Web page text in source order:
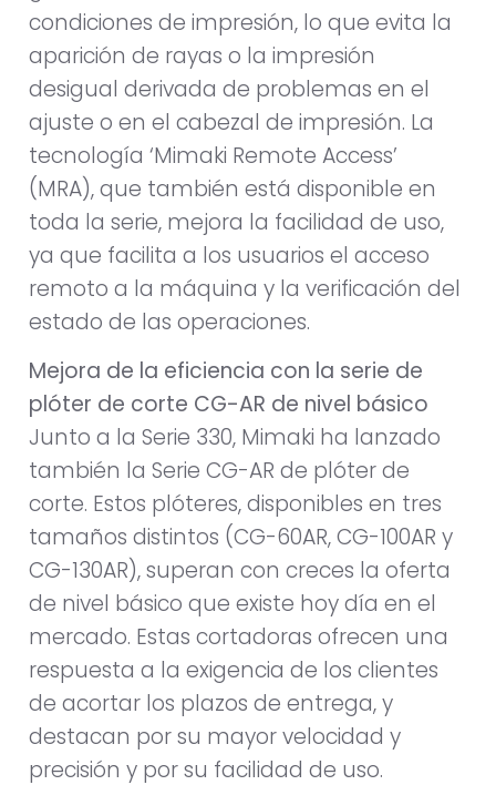
condiciones de impresión, lo que evita la
aparición de rayas o la impresión
desigual derivada de problemas en el
ajuste o en el cabezal de impresión. La
tecnología ‘Mimaki Remote Access’
(MRA), que también está disponible en
toda la serie, mejora la facilidad de uso,
ya que facilita a los usuarios el acceso
remoto a la máquina y la verificación del
estado de las operaciones.
Mejora de la eficiencia con la serie de
plóter de corte CG-AR de nivel básico
Junto a la Serie 330, Mimaki ha lanzado
también la Serie CG-AR de plóter de
corte. Estos plóteres, disponibles en tres
tamaños distintos (CG-60AR, CG-100AR y
CG-130AR), superan con creces la oferta
de nivel básico que existe hoy día en el
mercado. Estas cortadoras ofrecen una
respuesta a la exigencia de los clientes
de acortar los plazos de entrega, y
destacan por su mayor velocidad y
precisión y por su facilidad de uso.